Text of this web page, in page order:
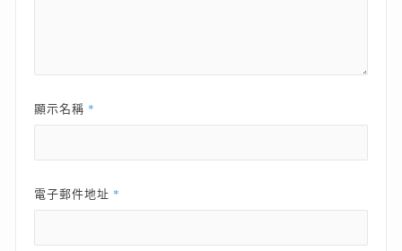
顯示名稱 *
電子郵件地址 *